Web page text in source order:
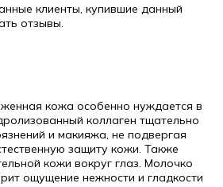
клиенты, купившие данный
отзывы.
кожа особенно нуждается в
коллаген тщательно
и макияжа, не подвергая
защиту кожи. Также
кожи вокруг глаз. Молочко
ощущение нежности и гладкости